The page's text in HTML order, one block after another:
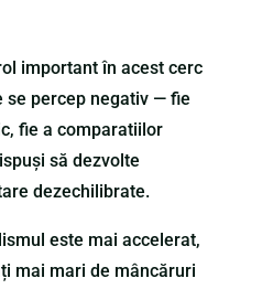
important în acest cerc
se percep negativ — fie
fie a comparatiilor
să dezvolte
dezechilibrate.
este mai accelerat,
mai mari de mâncăruri